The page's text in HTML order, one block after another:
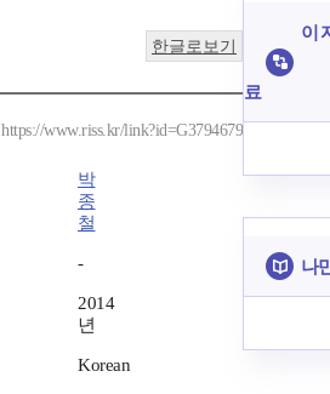
한글로보기
https://www.riss.kr/link?id=G3794679
박
종
철
-
2014
년
Korean
이
료
나